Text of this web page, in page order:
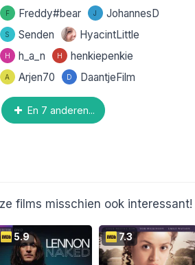
F Freddy#bear J JohannesD
S Senden HyacintLittle
H h_a_n H henkiepenkie
A Arjen70 D DaantjeFilm
En 7 anderen...
films misschien ook interessant!
5.9 7.3